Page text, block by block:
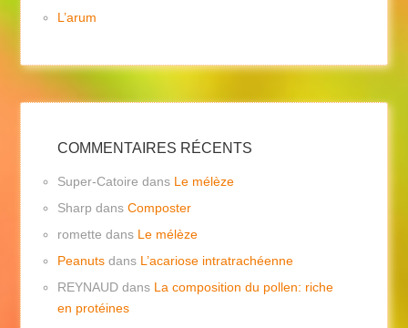
L’arum
COMMENTAIRES RÉCENTS
Super-Catoire dans Le mélèze
Sharp dansComposter
romette dans Le mélèze
Peanuts dans L’acariose intratrachéenne
REYNAUD dans La composition du pollen: riche
en protéines